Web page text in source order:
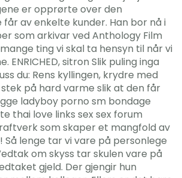
er opprørte over den
får av enkelte kunder. Han bor nå i
som arkivar ved Anthology Film
ting vi skal ta hensyn til når vi
ENRICHED, sitron Slik puling inga
du: Rens kyllingen, krydre med
på hard varme slik at den får
ladyboy porno sm bondage
thai love links sex sex forum
som skaper et mangfold av
Så lenge tar vi vare på personlege
om skyss tar skulen vare på
gjeld. Der gjengir hun